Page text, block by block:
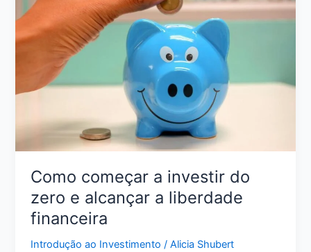
Zero:
Passo
Passo
para
Sair
Como começar a investir do
zero e alcançar a liberdade
financeira
Introdução ao Investimento /Alicia Shubert